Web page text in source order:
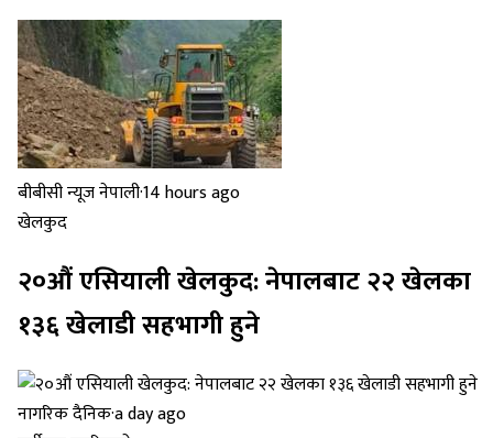
बीबीसी न्यूज नेपाली·14 hours ago
खेलकुद
२०औं एसियाली खेलकुद: नेपालबाट २२ खेलका
१३६ खेलाडी सहभागी हुने
नागरिक दैनिक·a day ago